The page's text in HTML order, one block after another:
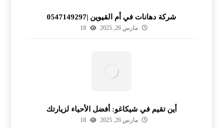
شركة دهانات في أم القيوين |0547149297
مارس 26, 2025 18
أين تقيم في شيكاغو: أفضل الأحياء لزيارتك
مارس 26, 2025 18